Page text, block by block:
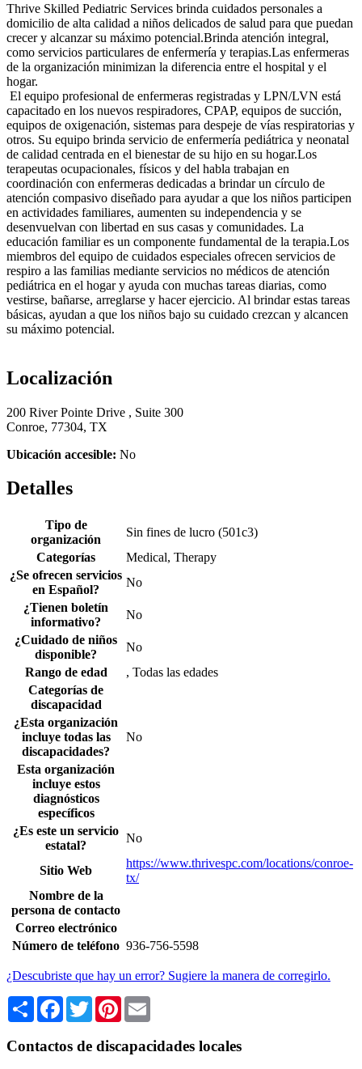
Thrive Skilled Pediatric Services brinda cuidados personales a
domicilio de alta calidad a niños delicados de salud para que puedan
crecer y alcanzar su máximo potencial.Brinda atención integral,
como servicios particulares de enfermería y terapias.Las enfermeras
de la organización minimizan la diferencia entre el hospital y el
hogar.
El equipo profesional de enfermeras registradas y LPN/LVN está
capacitado en los nuevos respiradores, CPAP, equipos de succión,
equipos de oxigenación, sistemas para despeje de vías respiratorias y
otros. Su equipo brinda servicio de enfermería pediátrica y neonatal
de calidad centrada en el bienestar de su hijo en su hogar.Los
terapeutas ocupacionales, físicos y del habla trabajan en
coordinación con enfermeras dedicadas a brindar un círculo de
atención compasivo diseñado para ayudar a que los niños participen
en actividades familiares, aumenten su independencia y se
desenvuelvan con libertad en sus casas y comunidades. La
educación familiar es un componente fundamental de la terapia.Los
miembros del equipo de cuidados especiales ofrecen servicios de
respiro a las familias mediante servicios no médicos de atención
pediátrica en el hogar y ayuda con muchas tareas diarias, como
vestirse, bañarse, arreglarse y hacer ejercicio. Al brindar estas tareas
básicas, ayudan a que los niños bajo su cuidado crezcan y alcancen
su máximo potencial.
Localización
200 River Pointe Drive , Suite 300
Conroe, 77304, TX
Ubicación accesible: No
Detalles
Tipo de
organización
Sin fines de lucro (501c3)
Categorías
Medical, Therapy
¿Se ofrecen servicios
en Español?
No
¿Tienen boletín
informativo?
No
¿Cuidado de niños
disponible?
No
Rango de edad
, Todas las edades
Categorías de
discapacidad
¿Esta organización
incluye todas las
discapacidades?
No
Esta organización
incluye estos
diagnósticos
específicos
¿Es este un servicio
estatal?
No
Sitio Web
https://www.thrivespc.com/locations/conroe-
tx/
Nombre de la
persona de contacto
Correo electrónico
Número de teléfono 936-756-5598
¿Descubriste que hay un error? Sugiere la manera de corregirlo.
Share Facebook
TwitterPinterest
Contactos de discapacidades locales